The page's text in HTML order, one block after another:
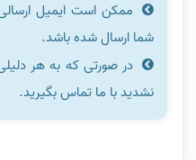
شما ارسال شده باشد.
در صورتی که به هر
نشدید با ما تماس بگیرید.